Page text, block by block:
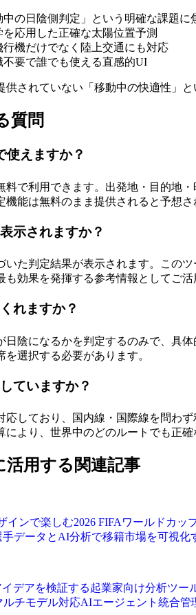
の日陰側判定」という明確な課題に
を応用した正確な太陽位置予測
行機だけでなく陸上交通にも対応
不要で誰でも使える直感的UI
されていない「移動中の快適性」
質問
使えますか？
料で利用できます。出発地・目的地
能は無料のまま提供されると予想さ
示されますか？
た判定結果が表示されます。この
効果を発揮する参考情報としてご活
れますか？
陰になるかを判定するのみで、具
選択する必要があります。
ていますか？
応しており、国内線・国際線を問わ
より、世界中のどのルートでも正確
活用する関連記事
インで楽しむ2026 FIFAワールドカッ
手データとAI分析で移籍市場を可視
イデアを検証する起業家向け分析ツー
ルチモデル対応AIエージェント統合管